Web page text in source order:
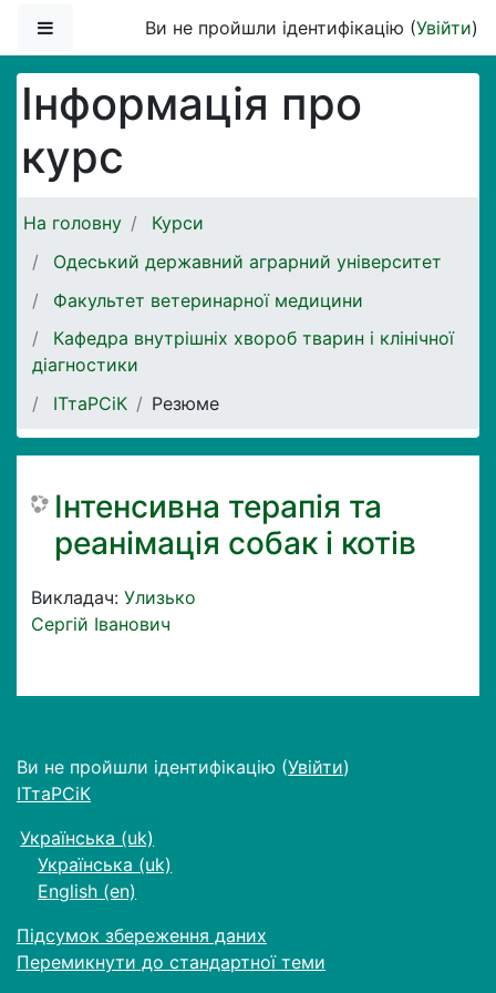
Бокова панельВи не пройшли ідентифікацію (Увійти)
Інформація про
курс
На головну
Курси
Одеський державний аграрний університет
Факультет ветеринарної медицини
Кафедра внутрішніх хвороб тварин і клінічної
діагностики
ІТтаРСіК
Резюме
Інтенсивна терапія та
реанімація собак і котів
Викладач: Улизько
Сергій Іванович
Ви не пройшли ідентифікацію (Увійти)
ІТтаРСіК
Українська ‎(uk)‎
Українська ‎(uk)‎
English ‎(en)‎
Підсумок збереження даних
Перемикнути до стандартної теми